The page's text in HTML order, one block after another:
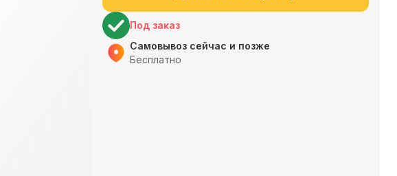
Под заказ
Самовывоз сейчас и позже
Бесплатно